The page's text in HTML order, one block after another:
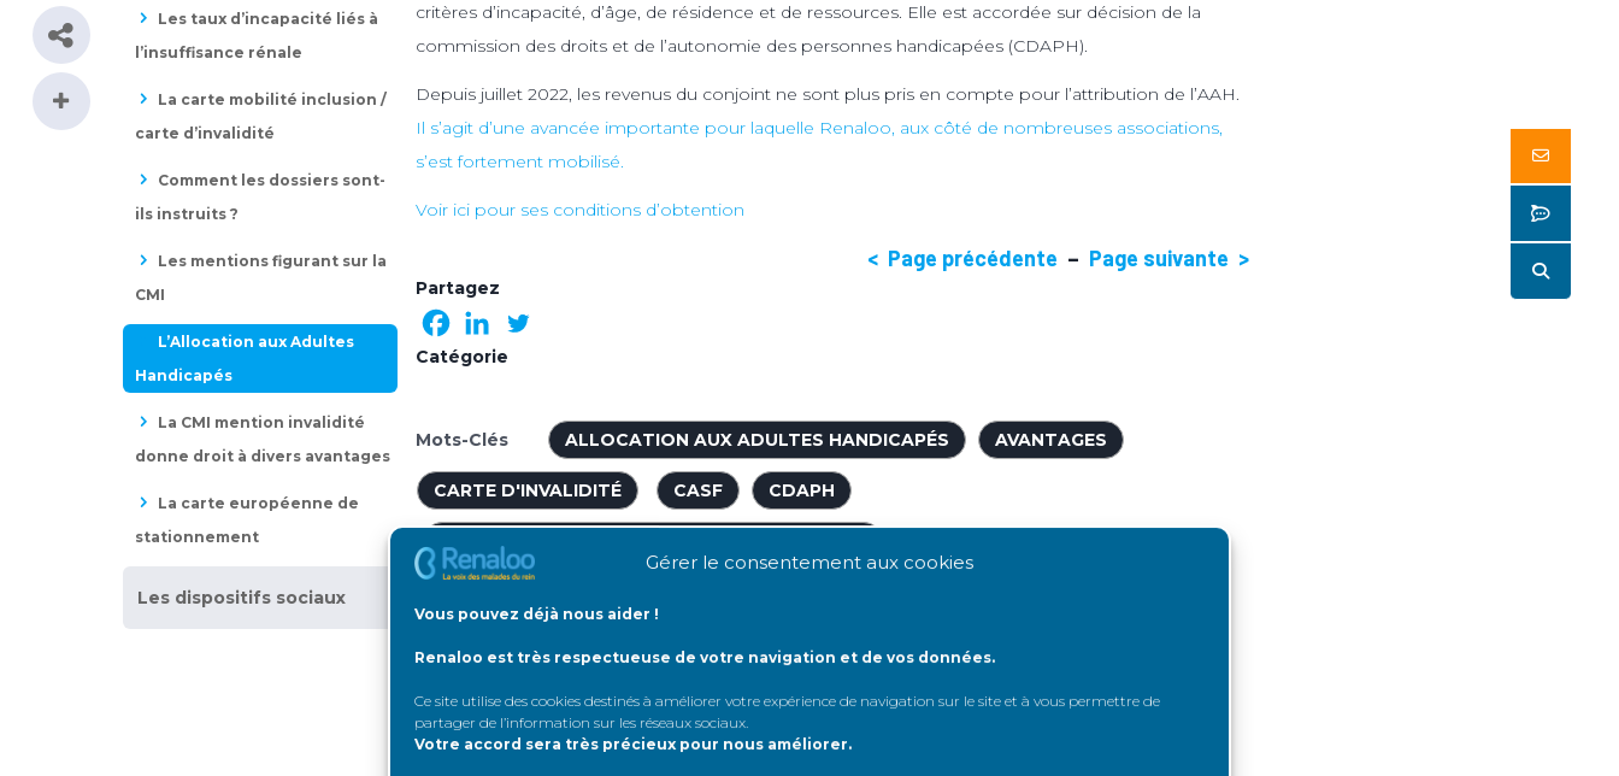
Gérer le consentement aux cookies
Vous pouvez déjà nous aider !
Renaloo est très respectueuse de votre navigation et de vos données.
Ce site utilise des cookies destinés à améliorer votre expérience de navigation sur le site et à vous permettre de
partager de l’information sur les réseaux sociaux
Votre accord sera très précieux pour nous améliorer.
Les taux d’incapacité liés à
l’insuffisance rénale
La carte mobilité inclusion /
carte d’invalidité
Comment les dossiers sont-
ils instruits ?
Les mentions figurant sur la
CMI
L’Allocation aux Adultes
Handicapés
La CMI mention invalidité
donne droit à divers avantages
La carte européenne de
stationnement
Les dispositifs sociaux
critères d’incapacité, d’âge, de résidence et de ressources. Elle est accordée sur décision de la
commission des droits et de l’autonomie des personnes handicapées (CDAPH).
Depuis juillet 2022, les revenus du conjoint ne sont plus pris en compte pour l’attribution de l’AAH.
Il s’agit d’une avancée importante pour laquelle Renaloo, aux côté de nombreuses associations,
s’est fortement mobilisé.
Voir ici pour ses conditions d’obtention
< Page précédente – Page suivante >
Partagez
Catégorie
Mots-Clés ALLOCATION AUX ADULTES HANDICAPÉS AVANTAGES
CARTE D'INVALIDITÉ CASF CDAPH
CITOYENNETÉ DES PERSONNES HANDICAPÉES
HANDICAP HANDICAPÉ INSUFFISANCE RÉNALE
MAISON DÉPARTEMENTALE DES PERSONNES HANDICAPÉES